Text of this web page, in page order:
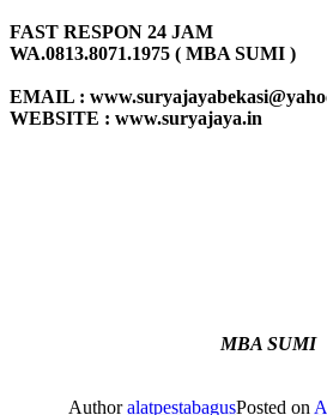
FAST RESPON 24 JAM
WA.0813.8071.1975 ( MBA SUMI )
EMAIL :
WEBSITE : www.suryajaya.in
MBA SUMI
AuthoralatpestabagusPosted on